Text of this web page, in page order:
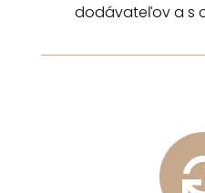
dodávateľov a s